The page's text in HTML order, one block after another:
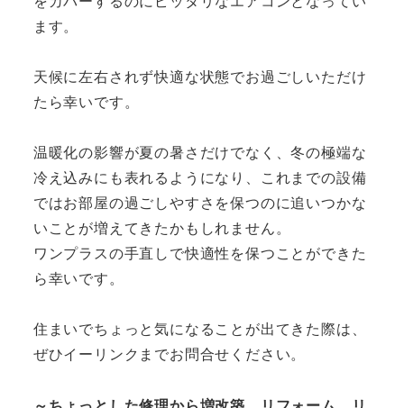
ます。
天候に左右されず快適な状態でお過ごしいただけ
たら幸いです。
温暖化の影響が夏の暑さだけでなく、冬の極端な
冷え込みにも表れるようになり、これまでの設備
ではお部屋の過ごしやすさを保つのに追いつかな
いことが増えてきたかもしれません。
ワンプラスの手直しで快適性を保つことができた
ら幸いです。
住まいでちょっと気になることが出てきた際は、
ぜひイーリンクまでお問合せください。